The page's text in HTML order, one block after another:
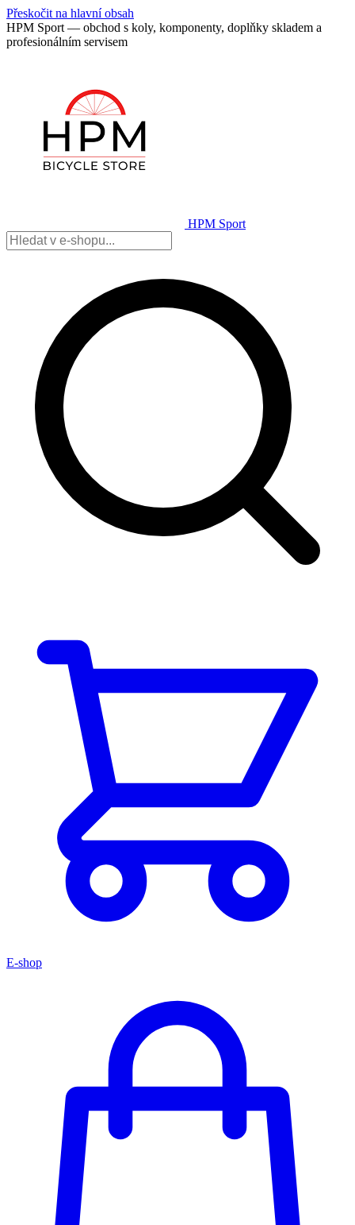
Přeskočit na hlavní obsah
HPM Sport — obchod s koly, komponenty, doplňky skladem a
profesionálním servisem
HPM Sport
E-shop